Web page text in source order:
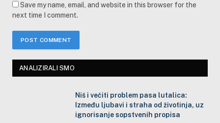
Save my name, email, and website in this browser for the
next time I comment.
ANALIZIRALI SMO
Niš i večiti problem pasa lutalica:
Između ljubavi i straha od životinja, uz
ignorisanje sopstvenih propisa